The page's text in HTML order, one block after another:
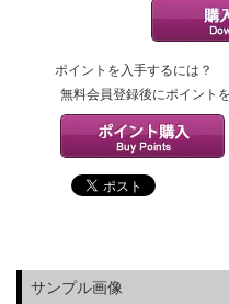
ポイントを入手するには？
無料会員登録後にポイント
サンプル画像